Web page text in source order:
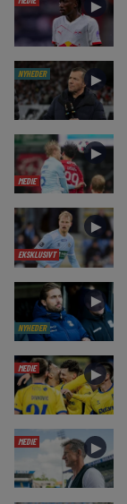
►
NYHEDER ►
MEDIE
►
EKSKLUSIVT
►
NYHEDER
►
MEDIE ►
MEDIE ►